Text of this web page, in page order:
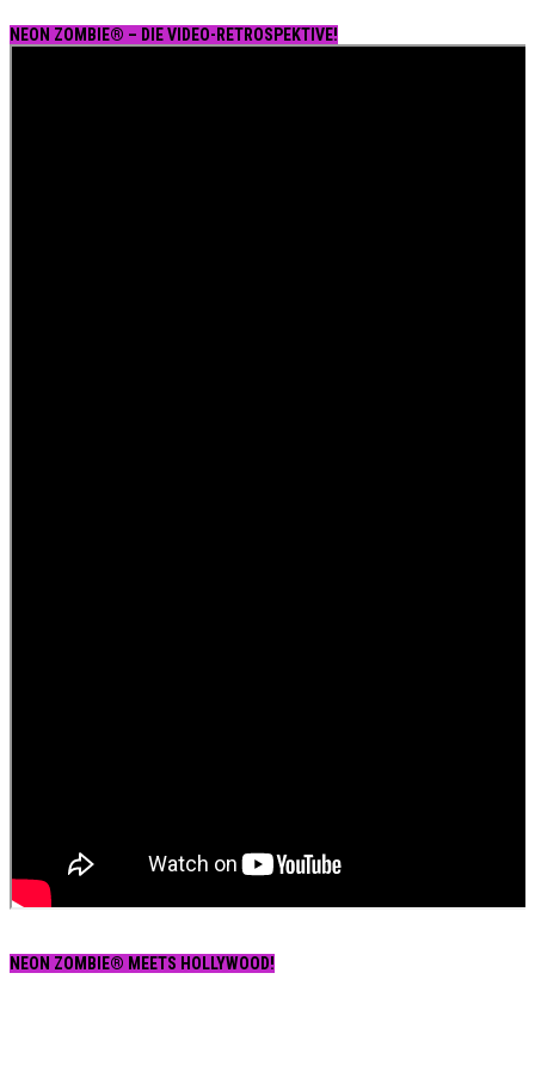
NEON ZOMBIE® – DIE VIDEO-RETROSPEKTIVE!
NEON ZOMBIE® MEETS HOLLYWOOD!